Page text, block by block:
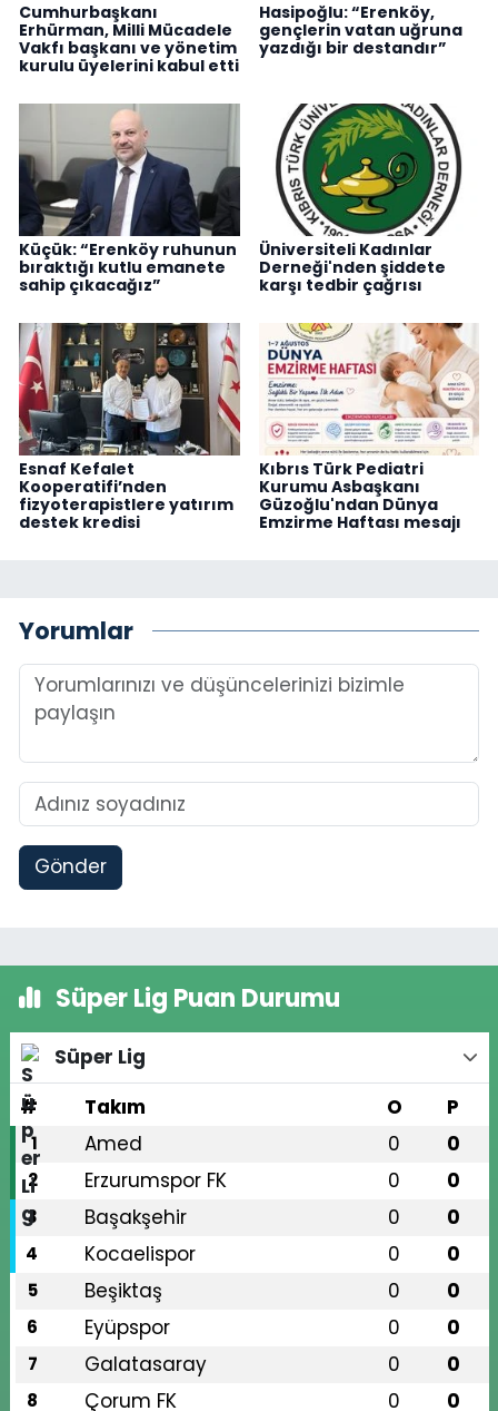
Cumhurbaşkanı
Erhürman, Milli Mücadele
Vakfı başkanı ve yönetim
kurulu üyelerini kabul etti
Hasipoğlu: “Erenköy,
gençlerin vatan uğruna
yazdığı bir destandır”
Küçük: “Erenköy ruhunun
bıraktığı kutlu emanete
sahip çıkacağız”
Üniversiteli Kadınlar
Derneği'nden şiddete
karşı tedbir çağrısı
Esnaf Kefalet
Kooperatifi’nden
fizyoterapistlere yatırım
destek kredisi
Kıbrıs Türk Pediatri
Kurumu Asbaşkanı
Güzoğlu'ndan Dünya
Emzirme Haftası mesajı
Yorumlar
Gönder
Süper Lig Puan Durumu
Süper Lig
#
Takım O P
1 Amed 0 0
2 Erzurumspor FK 0 0
3 Başakşehir 0 0
4 Kocaelispor 0 0
5 Beşiktaş 0 0
6 Eyüpspor 0 0
7 Galatasaray 0 0
8 Çorum FK 0 0